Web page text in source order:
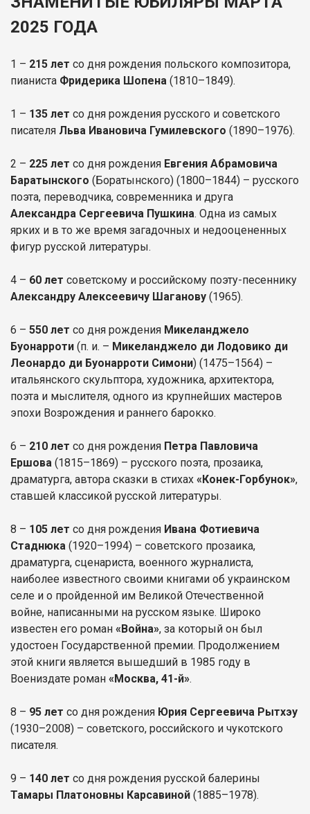
2025 ГОДА
1 – 215 лет со дня рождения польского композитора,
пианиста Фридерика Шопена (1810–1849).
1 – 135 лет со дня рождения русского и советского
писателя Льва Ивановича Гумилевского (1890–1976).
2 – 225 лет со дня рождения Евгения Абрамовича
Баратынского (Боратынского) (1800–1844) – русского
поэта, переводчика, современника и друга
Александра Сергеевича Пушкина. Одна из самых
ярких и в то же время загадочных и недооцененных
фигур русской литературы.
4 – 60 лет советскому и российскому поэту-песеннику
Александру Алексеевичу Шаганову (1965).
6 – 550 лет со дня рождения Микеланджело
Буонарроти (п. и. – Микеланджело ди Лодовико ди
Леонардо ди Буонарроти Симони) (1475–1564) –
итальянского скульптора, художника, архитектора,
поэта и мыслителя, одного из крупнейших мастеров
эпохи Возрождения и раннего барокко.
6 – 210 лет со дня рождения Петра Павловича
Ершова (1815–1869) – русского поэта, прозаика,
драматурга, автора сказки в стихах «Конек-Горбунок»,
ставшей классикой русской литературы.
8 – 105 лет со дня рождения Ивана Фотиевича
Стаднюка (1920–1994) – советского прозаика,
драматурга, сценариста, военного журналиста,
наиболее известного своими книгами об украинском
селе и о пройденной им Великой Отечественной
войне, написанными на русском языке. Широко
известен его роман «Война», за который он был
удостоен Государственной премии. Продолжением
этой книги является вышедший в 1985 году в
Воениздате роман «Москва, 41-й».
8 – 95 лет со дня рождения Юрия Сергеевича Рытхэу
(1930–2008) – советского, российского и чукотского
писателя.
9 – 140 лет со дня рождения русской балерины
Тамары Платоновны Карсавиной (1885–1978).